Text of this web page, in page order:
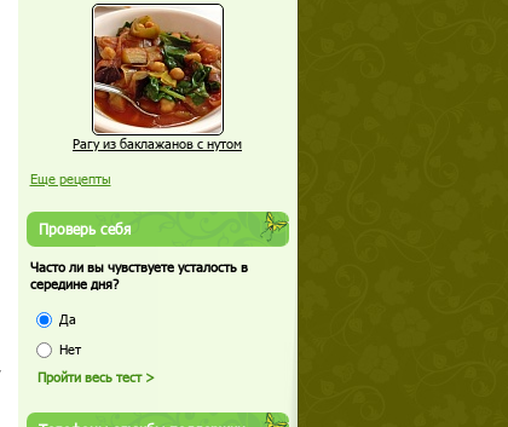
Рагу из баклажанов с нутом
Еще рецепты
Проверь себя
Часто ли вы чувствуете усталость в
середине дня?
Да
Нет